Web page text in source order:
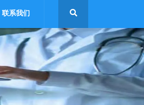
联系我们